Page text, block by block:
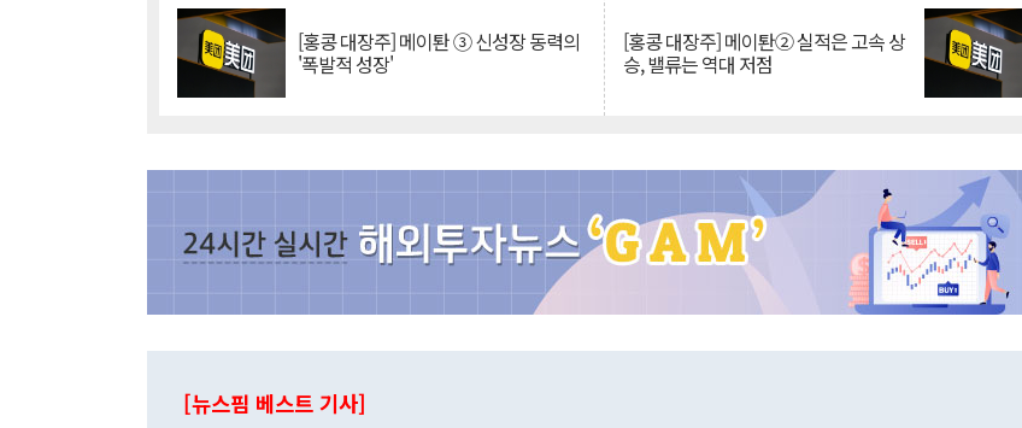
[홍콩 대장주] 메이퇀 ③ 신성장 동력의
'폭발적 성장'
[홍콩 대장주] 메이퇀② 실적은 고속 상
승, 밸류는 역대 저점
[뉴스핌 베스트 기사]